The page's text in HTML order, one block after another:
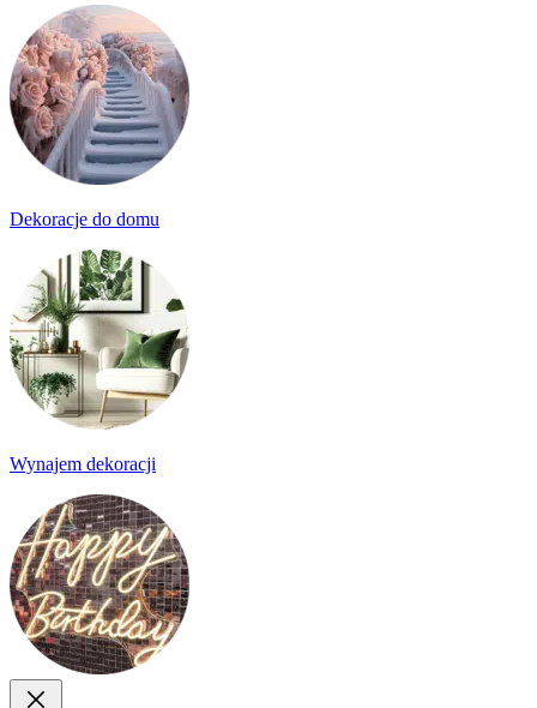
Dekoracje do domu
Wynajem dekoracji